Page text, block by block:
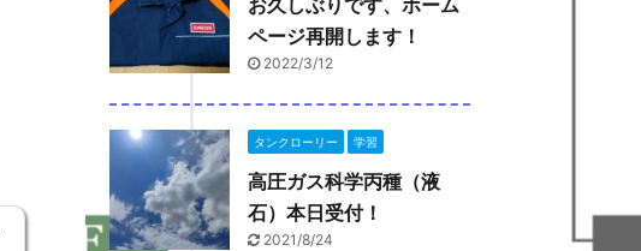
お久しぶりです、ホーム
ページ再開します！
2022/3/12
タンクローリー 学習
高圧ガス科学丙種（液
石）本日受付！
2021/8/24